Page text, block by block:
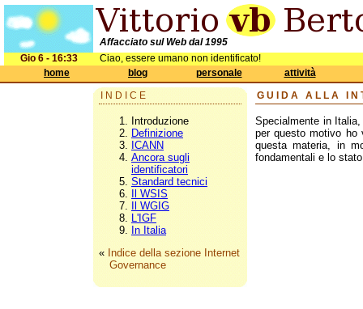
Affacciato sul Web dal 1995
Gio 6 - 16:33
Ciao, essere umano non identificato!
home
blog personale
attività
INDICE
Introduzione
Definizione
ICANN
Ancora sugli
identificatori
Standard tecnici
Il WSIS
Il WGIG
L'IGF
In Italia
« Indice della sezione Internet
Governance
GUIDA ALLA
Specialmente in
per questo motivo ho
questa materia, in
fondamentali e lo